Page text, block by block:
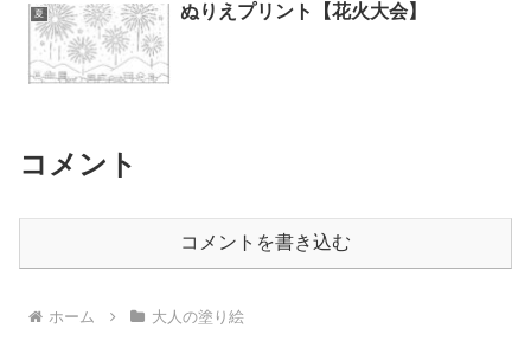
夏 ぬりえプリント【花火大会】
コメント
コメントを書き込む
ホーム 大人の塗り絵